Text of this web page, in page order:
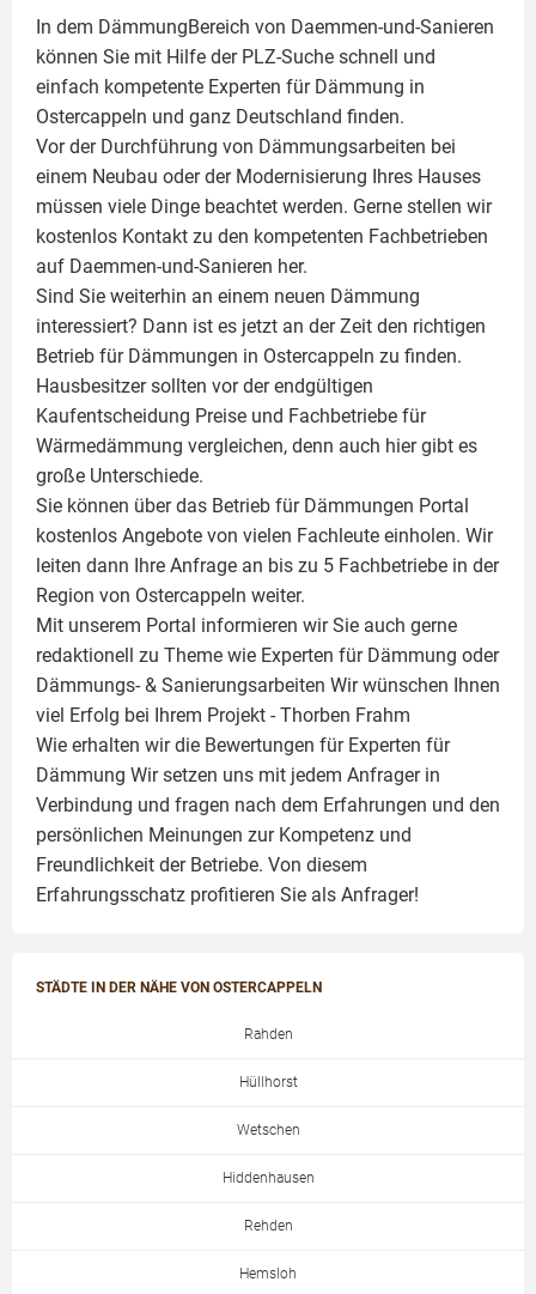
In dem DämmungBereich von Daemmen-und-Sanieren
können Sie mit Hilfe der PLZ-Suche schnell und
einfach kompetente Experten für Dämmung in
Ostercappeln und ganz Deutschland finden.
Vor der Durchführung von Dämmungsarbeiten bei
einem Neubau oder der Modernisierung Ihres Hauses
müssen viele Dinge beachtet werden. Gerne stellen wir
kostenlos Kontakt zu den kompetenten Fachbetrieben
auf Daemmen-und-Sanieren her.
Sind Sie weiterhin an einem neuen Dämmung
interessiert? Dann ist es jetzt an der Zeit den richtigen
Betrieb für Dämmungen in Ostercappeln zu finden.
Hausbesitzer sollten vor der endgültigen
Kaufentscheidung Preise und Fachbetriebe für
Wärmedämmung vergleichen, denn auch hier gibt es
große Unterschiede.
Sie können über das Betrieb für Dämmungen Portal
kostenlos Angebote von vielen Fachleute einholen. Wir
leiten dann Ihre Anfrage an bis zu 5 Fachbetriebe in der
Region von Ostercappeln weiter.
Mit unserem Portal informieren wir Sie auch gerne
redaktionell zu Theme wie Experten für Dämmung oder
Dämmungs- & Sanierungsarbeiten Wir wünschen Ihnen
viel Erfolg bei Ihrem Projekt - Thorben Frahm
Wie erhalten wir die Bewertungen für Experten für
Dämmung Wir setzen uns mit jedem Anfrager in
Verbindung und fragen nach dem Erfahrungen und den
persönlichen Meinungen zur Kompetenz und
Freundlichkeit der Betriebe. Von diesem
Erfahrungsschatz profitieren Sie als Anfrager!
STÄDTE IN DER NÄHE VON OSTERCAPPELN
Rahden
Hüllhorst
Wetschen
Hiddenhausen
Rehden
Hemsloh